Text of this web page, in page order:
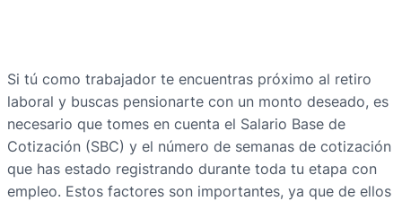
Si tú como trabajador te encuentras próximo al retiro
laboral y buscas pensionarte con un monto deseado, es
necesario que tomes en cuenta el Salario Base de
Cotización (SBC) y el número de semanas de cotización
que has estado registrando durante toda tu etapa con
empleo. Estos factores son importantes, ya que de ellos